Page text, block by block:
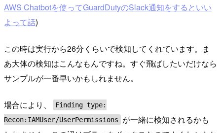
AWS Chatbotを使ってGuardDutyのSlack通知をするといい
よって話)
この時は実行から26分くらいで検知してくれています。ま
あ大体の検知はこんなもんですね。すぐ飛ばしたいだけなら
サンプルが一番早いかもしれません。
場合により、
Finding type:
Recon:IAMUser/UserPermissions
が一緒に検知されるかも